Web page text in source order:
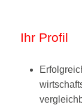
Ihr Profil